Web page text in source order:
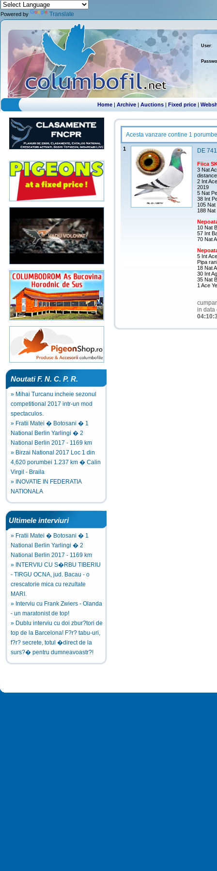
Powered by Translate
User:
Home| Archive| Auctions| Fixed price|
Noutati F. N. C. P. R.
» Mihai Turcanu incheie sezonul
competitional 2017 intr-un mod
spectaculos.
» Fratii Matei � Botosani � 1
National Berlin Yarlingi � 2
National Berlin 2017 - 1169 km
» Birzai National 2017 Loc 1 din
4,620 porumbei 1.237 km � Calin
Virgil - Braila
» INOVATIE IN FEDERATIA
NATIONALA
Ultimele interviuri
» Fratii Matei � Botosani � 1
National Berlin Yarlingi � 2
National Berlin 2017 - 1169 km
» INTERVIU CU S�RBU TIBERIU
- TIRGU OCNA, jud. Bacau - o
crescatorie mica cu rezultate
MARI.
» Interviu cu Frank Zwiers - Olanda
- un maratonist de top!
» Dublu interviu cu doi zbur?tori de
top de la Barcelona! F?r? tabu-uri,
f?r? secrete, totul �direct de la
surs?� pentru dumneavoastr?!
Acesta vanzare contine 1
1 DE 741
Fiica
3 Nat
2 Int
2019
5 Nat
38 Int
105 Nat
188 Nat
10 Nat
57 Int
70 Nat
5 Int
Pipa
18 Nat
30 Int
35 Nat
1 Ace
in